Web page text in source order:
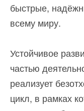
быстрые,
всему миру.
Устойчивое
частью
реализует
цикл, в рамках